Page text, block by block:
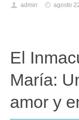
admin agosto
El
María:
amor y